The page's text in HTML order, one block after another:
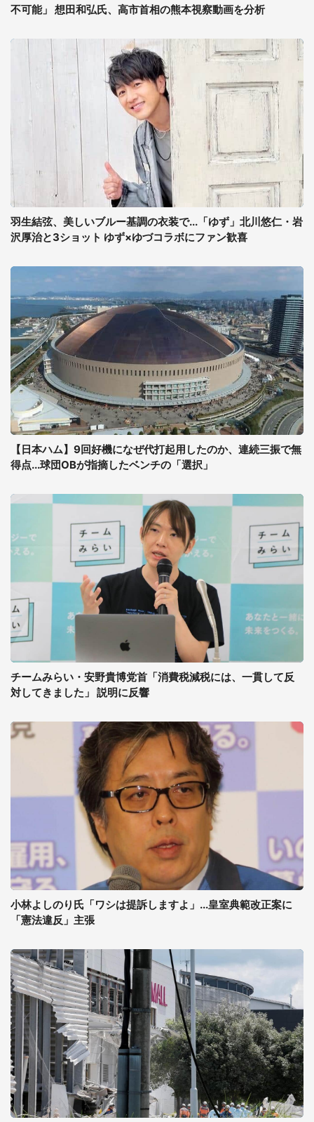
不可能」 想田和弘氏、高市首相の熊本視察動画を分析
羽生結弦、美しいブルー基調の衣装で...「ゆず」北川悠仁・岩
沢厚治と3ショット ゆず×ゆづコラボにファン歓喜
【日本ハム】9回好機になぜ代打起用したのか、連続三振で無
得点...球団OBが指摘したベンチの「選択」
チームみらい・安野貴博党首「消費税減税には、一貫して反
対してきました」 説明に反響
小林よしのり氏「ワシは提訴しますよ」...皇室典範改正案に
「憲法違反」主張